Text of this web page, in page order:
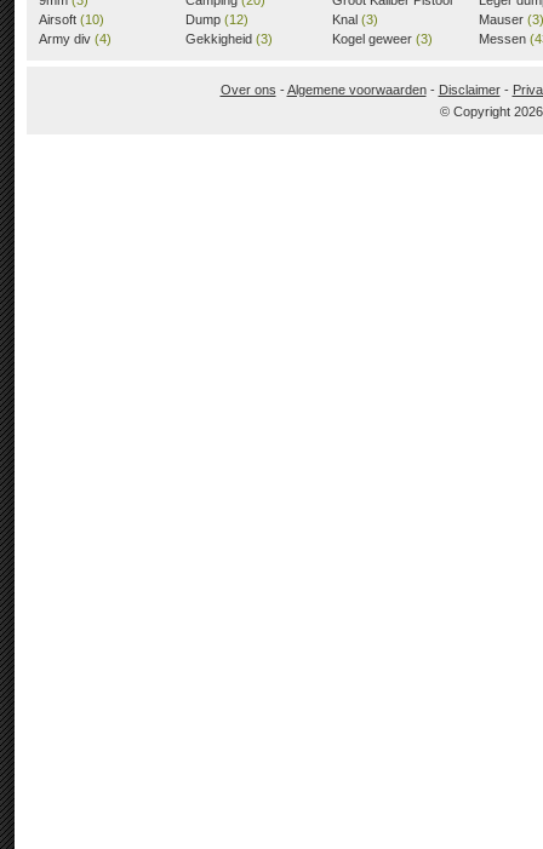
Airsoft (10)
Army div (4)
Dump (12)
Gekkigheid (3)
(3)
Knal (3)
Kogel geweer (3)
Mauser (3)
Messen
Over ons -Algemene voorwaarden- Disclaimer-
© Copyright